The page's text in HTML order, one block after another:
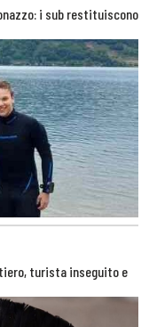
i sub restituiscono
turista inseguito e